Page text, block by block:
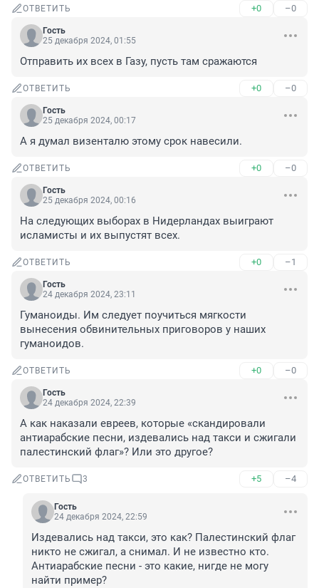
ОТВЕТИТЬ +0 –0
Гость
25 декабря 2024, 01:55
Отправить их всех в Газу, пусть там сражаются
ОТВЕТИТЬ +0 –0
Гость
25 декабря 2024, 00:17
А я думал визенталю этому срок навесили.
ОТВЕТИТЬ +0 –0
Гость
25 декабря 2024, 00:16
На следующих выборах в Нидерландах выиграют
исламисты и их выпустят всех.
ОТВЕТИТЬ +0 –1
Гость
24 декабря 2024, 23:11
Гуманоиды. Им следует поучиться мягкости
вынесения обвинительных приговоров у наших
гуманоидов.
ОТВЕТИТЬ +0 –0
Гость
24 декабря 2024, 22:39
А как наказали евреев, которые «скандировали
антиарабские песни, издевались над такси и сжигали
палестинский флаг»? Или это другое?
ОТВЕТИТЬ 3 +5 –4
Гость
24 декабря 2024, 22:59
Издевались над такси, это как? Палестинский флаг
никто не сжигал, а снимал. И не известно кто.
Антиарабские песни - это какие, нигде не могу
найти пример?